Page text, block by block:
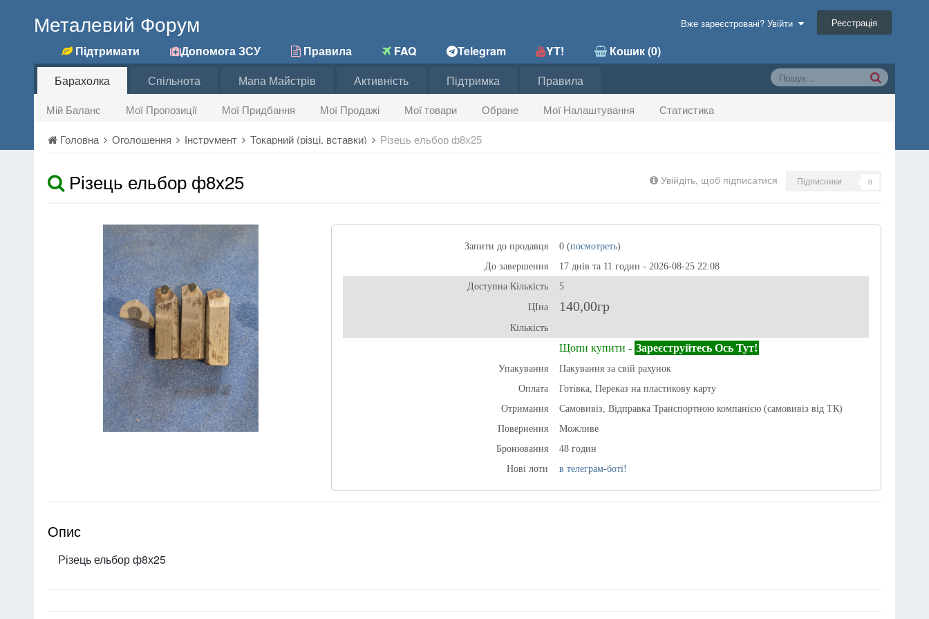
Металевий Форум
Підтримати Допомога ЗСУ Правила FAQ Telegram YT! Кошик (0)
Вже зареєстровані? Увійти Реєстрація
Барахолка
Мій Баланс Мої Пропозиції Мої Придбання Мої Продажі Мої товари Обране Мої Налаштування Статистика
Спільнота Мапа Майстрів Активність Підтримка Правила
Головна Оголошення Інструмент Токарний (різці, вставки) Різець ельбор ф8х25
Увійдіть, щоб підписатися Підписники 0
Різець ельбор ф8х25
Запити до продавця 0 (посмотреть)
До завершення
17 днів та 11 годин - 2026-08-25 22:08
Доступна Кількість
5
ЦІна
140,00гр
Кількість
Щопи купити - Зареєструйтесь Ось Тут!
Упакування
Пакування за свій рахунок
Оплата
Готівка, Переказ на пластикову карту
Отримання
Самовивіз, Відправка Транспортною компанією (самовивіз від ТК)
Повернення
Можливе
Бронювання
48 годин
Нові лоти
в телеграм-боті!
Опис
Різець ельбор ф8х25